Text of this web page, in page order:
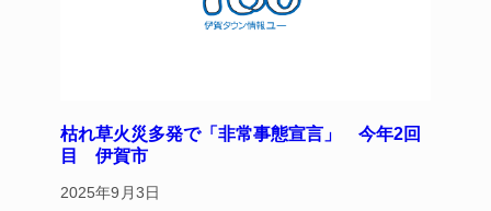
枯れ草火災多発で「非常事態宣言」 今年2回
目 伊賀市
2025年9月3日